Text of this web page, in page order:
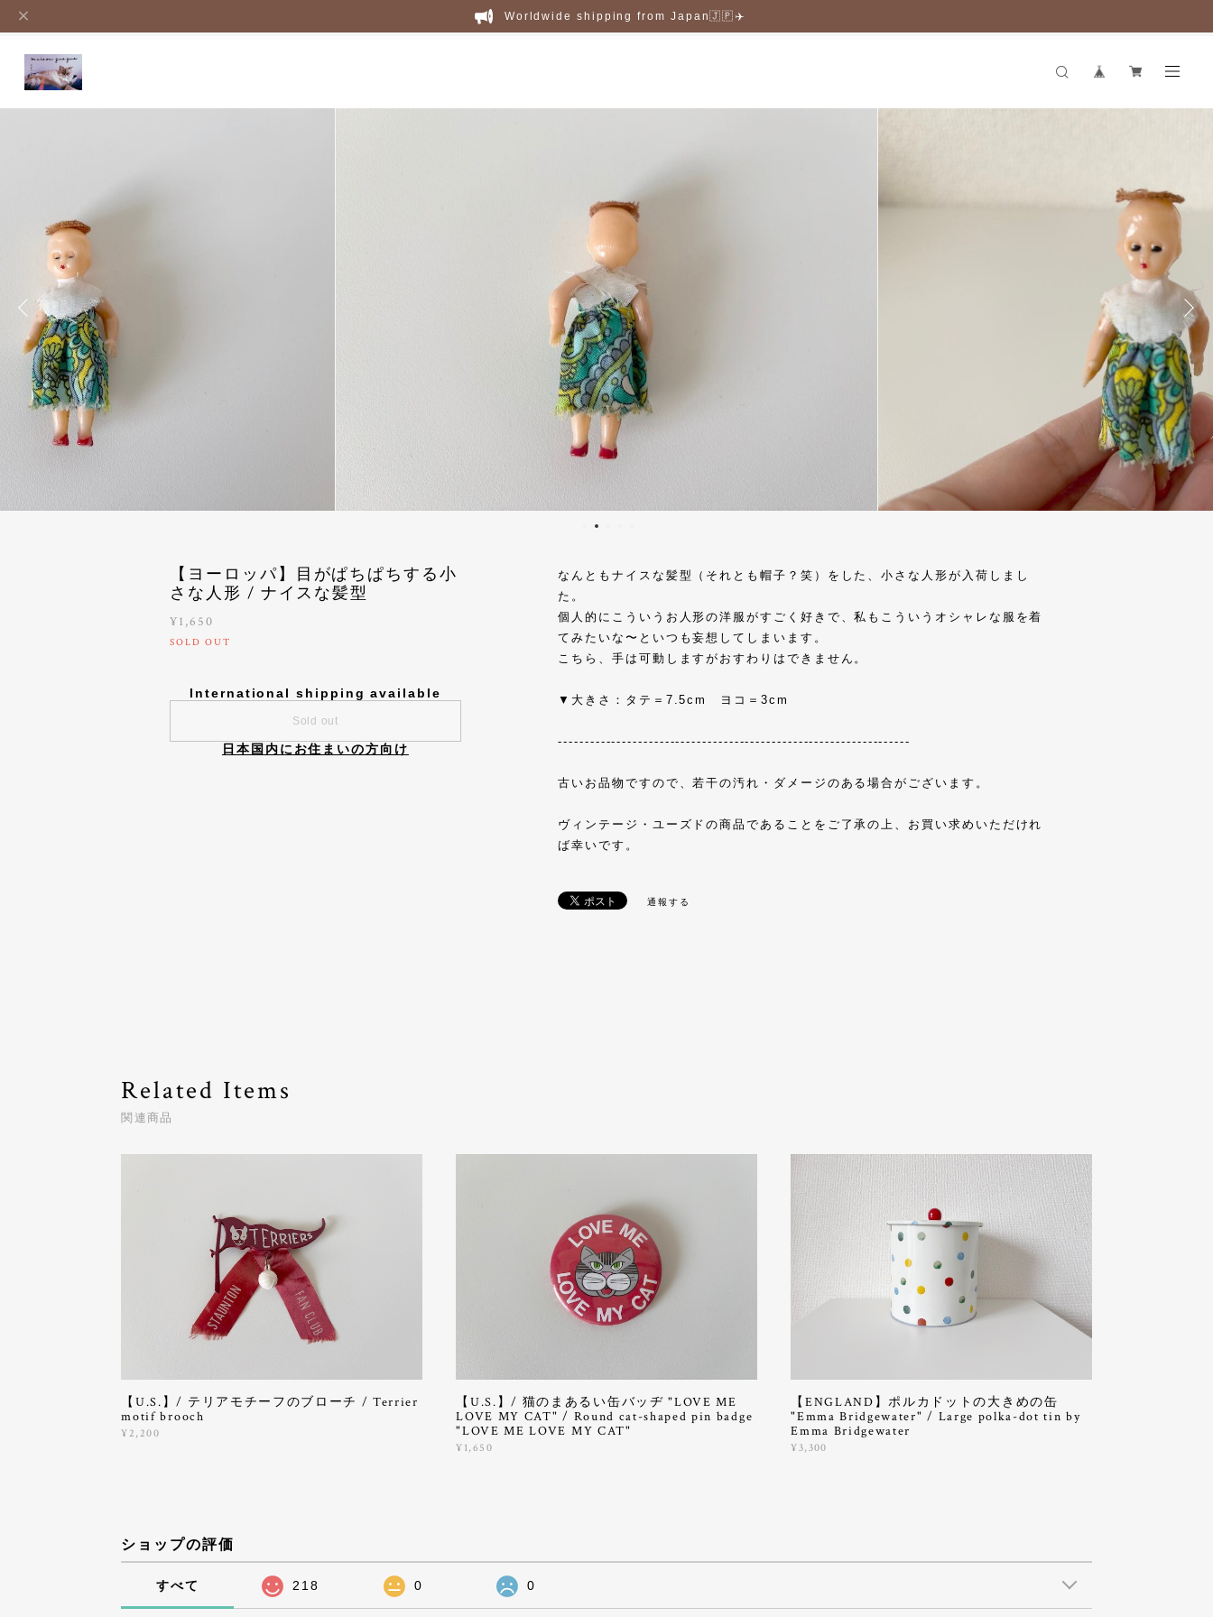
Worldwide shipping from Japan🇯🇵✈️
【ヨーロッパ】目がぱちぱちする小
さな人形 / ナイスな髪型
¥1,650
SOLD OUT
International shipping available
Sold out
日本国内にお住まいの方向け
なんともナイスな髪型（それとも帽子？笑）をした、小さな人形が入荷しまし
た。
個人的にこういうお人形の洋服がすごく好きで、私もこういうオシャレな服を着
てみたいな〜といつも妄想してしまいます。
こちら、手は可動しますがおすわりはできません。
▼大きさ：タテ＝7.5cm ヨコ＝3cm
------------------------------------------------------------------
古いお品物ですので、若干の汚れ・ダメージのある場合がございます。
ヴィンテージ・ユーズドの商品であることをご了承の上、お買い求めいただけれ
ば幸いです。
通報する
Related Items
関連商品
【U.S.】/ テリアモチーフのブローチ / Terrier
motif brooch
¥2,200
【U.S.】/ 猫のまあるい缶バッヂ "LOVE ME
LOVE MY CAT" / Round cat-shaped pin badge
"LOVE ME LOVE MY CAT"
¥1,650
【ENGLAND】ポルカドットの大きめの缶
"Emma Bridgewater" / Large polka-dot tin by
Emma Bridgewater
¥3,300
ショップの評価
すべて 218 0 0